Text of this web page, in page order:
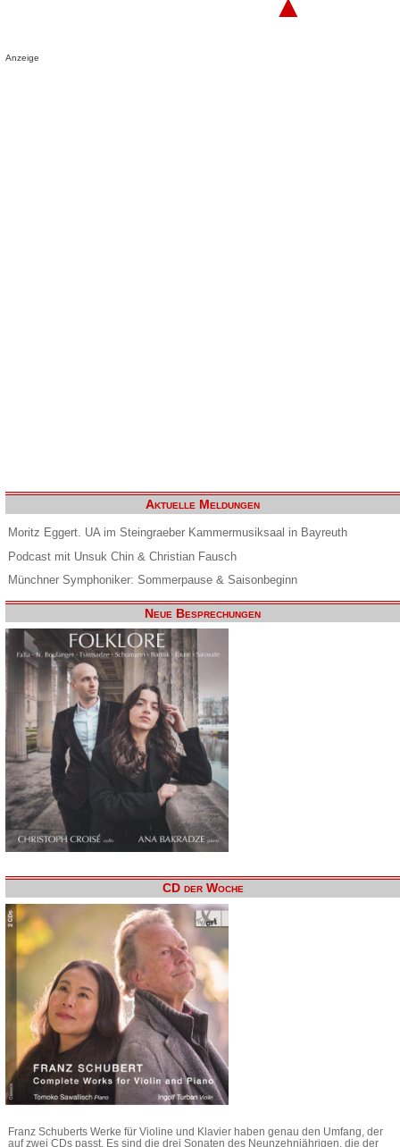
Anzeige
Aktuelle Meldungen
Moritz Eggert. UA im Steingraeber Kammermusiksaal in Bayreuth
Podcast mit Unsuk Chin & Christian Fausch
Münchner Symphoniker: Sommerpause & Saisonbeginn
Neue Besprechungen
CD der Woche
Franz Schuberts Werke für Violine und Klavier haben genau den Umfang, der
auf zwei CDs passt. Es sind die drei Sonaten des Neunzehnjährigen, die der